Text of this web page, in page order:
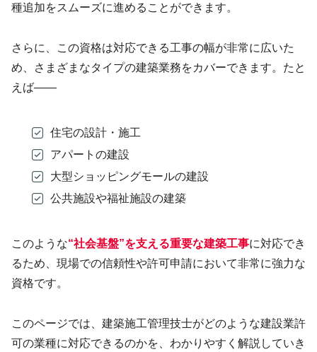
種追加をスムーズに進めることができます。
さらに、この資格は対応できる工事の幅が非常に広いた
め、さまざまなタイプの建築業務をカバーできます。たと
えば——
住宅の設計・施工
アパートの建設
大型ショッピングモールの建設
公共施設や福祉施設の建築
このような“社会基盤”を支える重要な建築工事に対応でき
るため、現場での信頼性や許可申請において非常に強力な
資格です。
このページでは、建築施工管理技士がどのような建設業許
可の業種に対応できるのかを、わかりやすく解説していき